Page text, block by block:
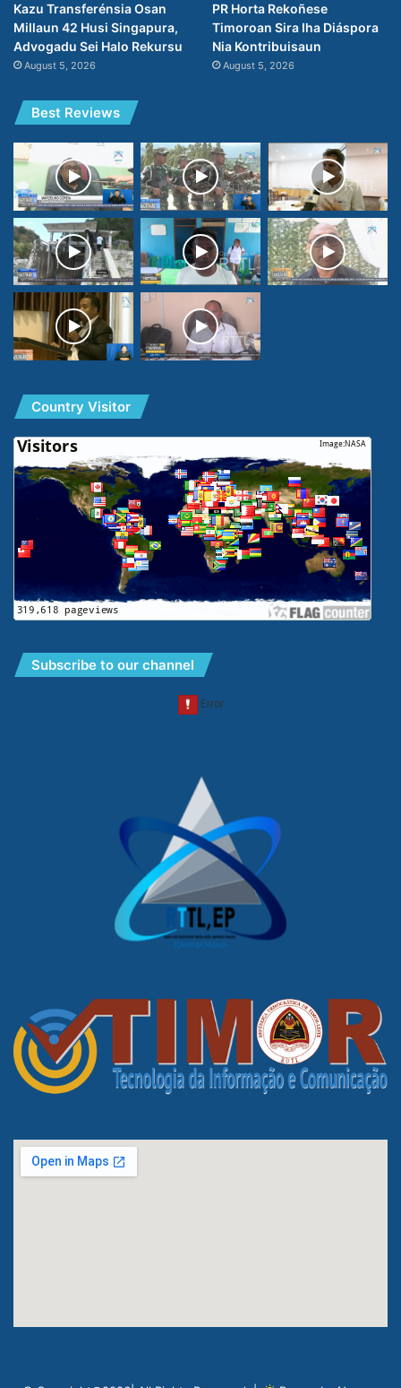
Kazu Transferénsia Osan
Millaun 42 Husi Singapura,
Advogadu Sei Halo Rekursu
August 5, 2026
PR Horta Rekoñese
Timoroan Sira Iha Diáspora
Nia Kontribuisaun
August 5, 2026
Best Reviews
Country Visitor
Subscribe to our channel